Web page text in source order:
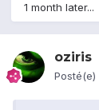
1 month later...
oziris
Posté(e)